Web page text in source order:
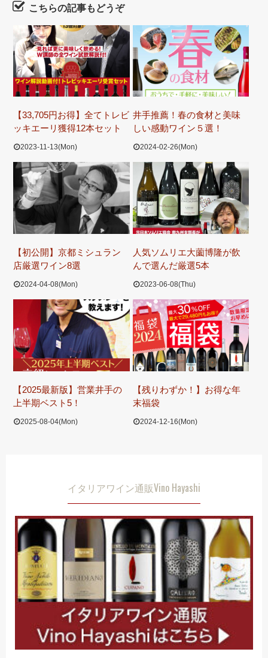
こちらの記事もどうぞ
【33,705円お得】全てトレビ
ッキエーリ獲得12本セット
2023-11-13(Mon)
井手推薦！春の食材と美味
しい感動ワイン５選！
2024-02-26(Mon)
【初公開】京都ミシュラン
店厳選ワイン8選
2024-04-08(Mon)
人気ソムリエ大薗博隆が飲
んで選んだ厳選5本
2023-06-08(Thu)
【2025最新版】営業井手の
上半期ベスト5！
2025-08-04(Mon)
【残りわずか！】お得な年
末福袋
2024-12-16(Mon)
イタリアワイン通販Vino Hayashi